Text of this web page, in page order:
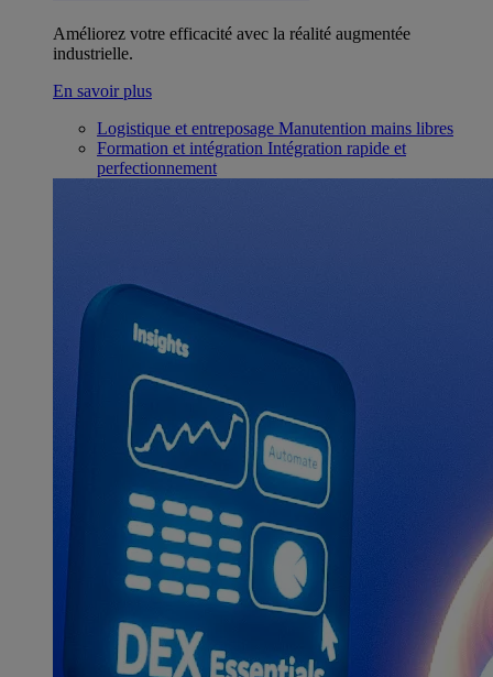
Améliorez votre efficacité avec la réalité augmentée
industrielle.
En savoir plus
Logistique et entreposage Manutention mains libres
Formation et intégration Intégration rapide et
perfectionnement